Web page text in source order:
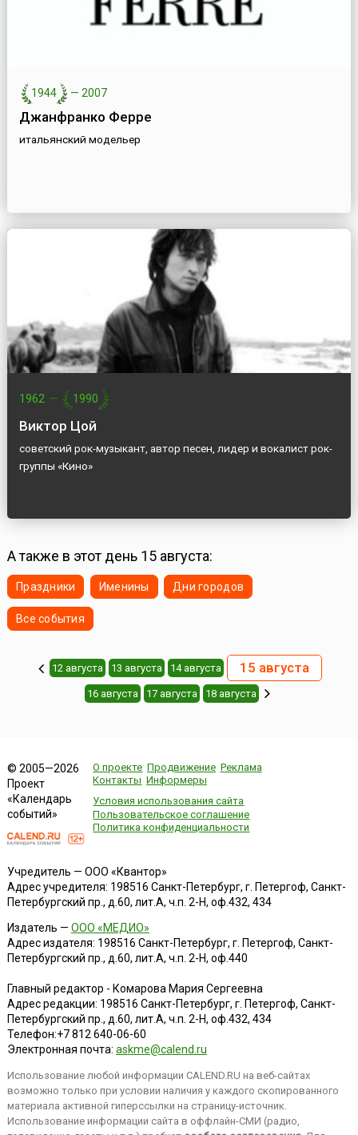
1944 — 2007
Джанфранко Ферре
итальянский модельер
1962 — 1990
Виктор Цой
советский рок-музыкант, автор песен, лидер и вокалист рок-
группы «Кино»
А также в этот день 15 августа:
Праздники Именины Дни городов
Все события
12 августа 13 августа 14 августа 15 августа
16 августа 17 августа 18 августа
© 2005—2026
Проект
«Календарь
событий»
О проекте Продвижение Реклама
Контакты Информеры
Условия использования сайта
Пользовательское соглашение
Политика конфиденциальности
Учредитель — ООО «Квантор»
Адрес учредителя: 198516 Санкт-Петербург, г. Петергоф, Санкт-
Петербургский пр., д.60, лит.А, ч.п. 2-Н, оф.432, 434
Издатель — ООО «МЕДИО»
Адрес издателя: 198516 Санкт-Петербург, г. Петергоф, Санкт-
Петербургский пр., д.60, лит.А, ч.п. 2-Н, оф.440
Главный редактор - Комарова Мария Сергеевна
Адрес редакции: 198516 Санкт-Петербург, г. Петергоф, Санкт-
Петербургский пр., д.60, лит.А, ч.п. 2-Н, оф.432, 434
Телефон:+7 812 640-06-60
Электронная почта: askme@calend.ru
Использование любой информации CALEND.RU на веб-сайтах
возможно только при условии наличия у каждого скопированного
материала активной гиперссылки на страницу-источник.
Использование информации сайта в оффлайн-СМИ (радио,